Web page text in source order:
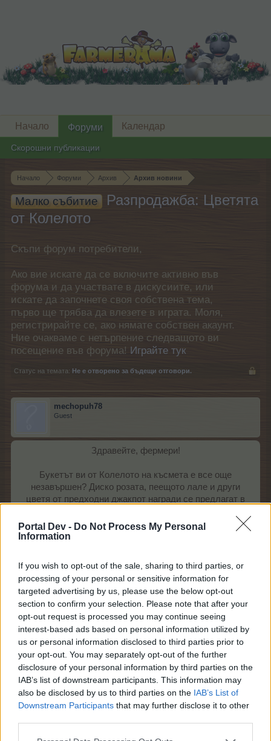
Portal Dev - Do Not Process My Personal
Information
If you wish to opt-out of the sale, sharing to third parties, or
processing of your personal or sensitive information for
targeted advertising by us, please use the below opt-out
section to confirm your selection. Please note that after your
opt-out request is processed you may continue seeing
interest-based ads based on personal information utilized by
us or personal information disclosed to third parties prior to
your opt-out. You may separately opt-out of the further
disclosure of your personal information by third parties on the
IAB’s list of downstream participants. This information may
also be disclosed by us to third parties on the IAB’s List of
Downstream Participants that may further disclose it to other
Начало Форуми Архив Архив новини
Малко събитие
Разпродажба: Цветята
от Колелото
Скъпи форум потребители,
Ако вие искате да се включите активно във
форума и да участвате в дискусиите, или
искате да започнете своя собствена тема,
първо ще трябва да влезете в играта. Моля,
регистрирайте се, ако нямате собствен акаунт.
Ние очакваме с нетърпение следващото ви
посещение във форума! Играйте тук
Статус на темата: Не е отворено за бъдещи отговори.
mechopuh78
Guest
Здравейте, фермери!
Букетът ви от Колелото на късмета е все още
незавършен? Диско розата, пеещото лале и други
цветя от предходни джакпот награди се предлагат в
Предложението ще намерите в Новините, в таймера
със събитията и в Магазина, разделСезонни стоки.
Можете да закупите всяко цветемногократно.
Зареждащо цвете .............. Пеещо лале ...............
Весела лилия............Диско роза................. Весела
Лупина....
Начало Форуми
Скорошни публикации
Календар